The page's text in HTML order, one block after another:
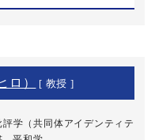
） [ 教授 ]
学（共同体アイデンティテ